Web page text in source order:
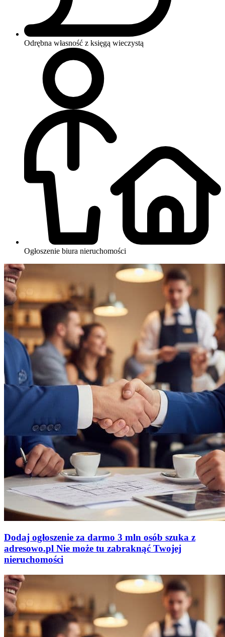
Odrębna własność z księgą wieczystą
Ogłoszenie biura nieruchomości
Dodaj ogłoszenie za darmo 3 mln osób szuka z
adresowo.pl Nie może tu zabraknąć Twojej
nieruchomości